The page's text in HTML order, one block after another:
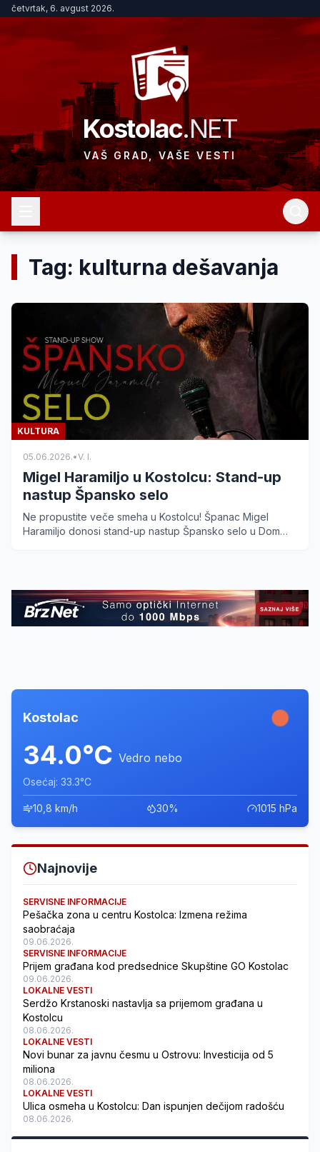
četvrtak, 6. avgust 2026.
Kostolac.NET
VAŠ GRAD, VAŠE VESTI
Tag: kulturna dešavanja
KULTURA
05.06.2026.•V. I.
Migel Haramiljo u Kostolcu: Stand-up
nastup Špansko selo
Ne propustite veče smeha u Kostolcu! Španac Migel
Haramiljo donosi stand-up nastup Špansko selo u Dom
Kostolac
34.0°C Vedro nebo
Osećaj: 33.3°C
10,8 km/h 30% 1015 hPa
Najnovije
SERVISNE INFORMACIJE
Pešačka zona u centru Kostolca: Izmena režima
saobraćaja
09.06.2026.
SERVISNE INFORMACIJE
Prijem građana kod predsednice Skupštine GO Kostolac
09.06.2026.
LOKALNE VESTI
Serdžo Krstanoski nastavlja sa prijemom građana u
Kostolcu
08.06.2026.
LOKALNE VESTI
Novi bunar za javnu česmu u Ostrovu: Investicija od 5
miliona
08.06.2026.
LOKALNE VESTI
Ulica osmeha u Kostolcu: Dan ispunjen dečijom radošću
08.06.2026.